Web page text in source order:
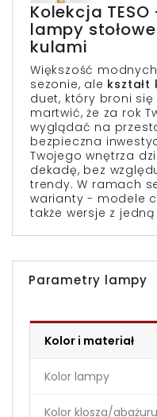
Kolekcja
lampy
kulami
Większość
sezonie, ale
duet, który broni
martwić, że za rok
wyglądać na
bezpieczna
Twojego wnętrza
dekadę, bez
trendy. W ramach
warianty - modele
także wersje z
Parametry lampy
Kolor i materiał
Kolor lampy
Kolor klosza/abażuru